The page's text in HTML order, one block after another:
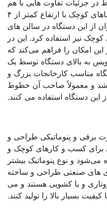
تفاوت هایی با هم
دارند. دستگاه مینی مناسب فضاهای کوچک با ارتفاع کمتر از ۴
این دستگاه در سالن های
نیز استفاده کرد. این در
را فراهم می‌کند که
بالای دستگاه توسط یک
مناسب کارخانجات بزرگ و
و معمولاً صاحب آن خطوط
دستگاه استفاده می کنند.
و پنوماتیکی طراحی و
کسب و کارهای کوچک و
و نوع پنوماتیک بیشتر
صنعتی طراحی و ساخته
و یا کشویی هستند و می
بسیار بالا را تولید کنند.